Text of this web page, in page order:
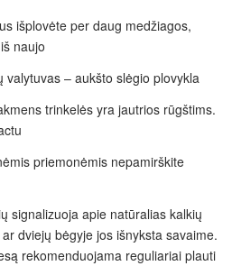
išplovėte per daug medžiagos,
naujo
valytuvas – aukšto slėgio plovykla
trinkelės yra jautrios rūgštims.
priemonėmis nepamirškite
signalizuoja apie natūralias kalkių
dviejų bėgyje jos išnyksta savaime.
rekomenduojama reguliariai plauti